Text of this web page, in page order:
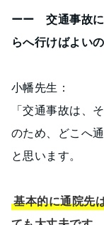
ーー 交通事故に
らへ行けばよい
小幡先生：
「交通事故は、
のため、どこへ
と思います。
基本的に通院先